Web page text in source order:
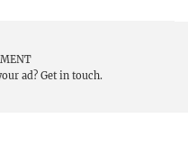
ad? Get in touch.